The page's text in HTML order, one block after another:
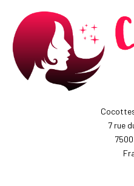
7 rue